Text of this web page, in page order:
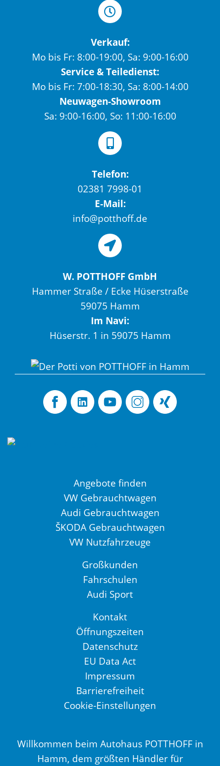
Verkauf:
Mo bis Fr: 8:00-19:00, Sa: 9:00-16:00
Service & Teiledienst:
Mo bis Fr: 7:00-18:30, Sa: 8:00-14:00
Neuwagen-Showroom
Sa: 9:00-16:00, So: 11:00-16:00
Telefon:
02381 7998-01
E-Mail:
info@potthoff.de
W. POTTHOFF GmbH
Hammer Straße / Ecke Hüserstraße
59075 Hamm
Im Navi:
Hüserstr. 1 in 59075 Hamm
Angebote finden
VW Gebrauchtwagen
Audi Gebrauchtwagen
ŠKODA Gebrauchtwagen
VW Nutzfahrzeuge
Großkunden
Fahrschulen
Audi Sport
Kontakt
Öffnungszeiten
Datenschutz
EU Data Act
Impressum
Barrierefreiheit
Cookie-Einstellungen
Willkommen beim Autohaus POTTHOFF in
Hamm, dem größten Händler für